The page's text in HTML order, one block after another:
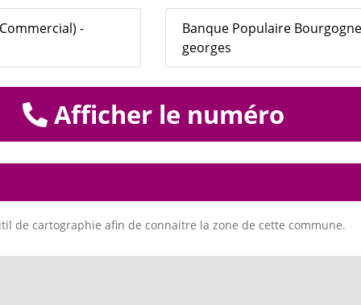
-
Banque Populaire
georges
Afficher le numéro
de cartographie afin de connaitre la zone de cette commune.